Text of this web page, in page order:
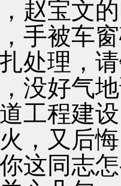
赵宝文
手被车
处理，
没好气
工程建
，又后
这同志